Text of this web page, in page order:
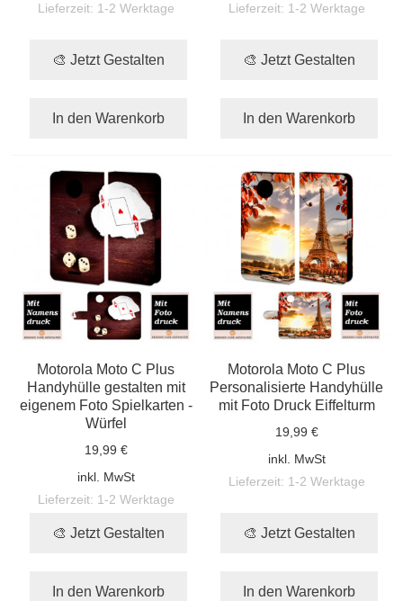
Lieferzeit: 1-2 Werktage
🎨 Jetzt Gestalten
In den Warenkorb
Lieferzeit: 1-2 Werktage
🎨 Jetzt Gestalten
In den Warenkorb
Motorola Moto C Plus
Handyhülle gestalten mit
eigenem Foto Spielkarten -
Würfel
19,99 €
inkl. MwSt
Lieferzeit: 1-2 Werktage
🎨 Jetzt Gestalten
In den Warenkorb
Motorola Moto C Plus
Personalisierte Handyhülle
mit Foto Druck Eiffelturm
19,99 €
inkl. MwSt
Lieferzeit: 1-2 Werktage
🎨 Jetzt Gestalten
In den Warenkorb